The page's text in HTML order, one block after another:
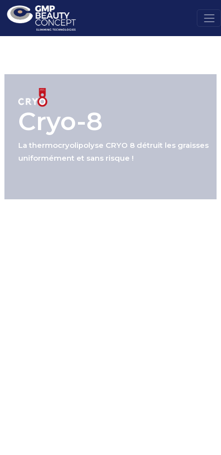
Cryo-8
La thermocryolipolyse CRYO 8 détruit les graisses
uniformément et sans risque !